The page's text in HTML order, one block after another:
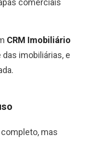
comerciais
CRM Imobiliário
imobiliárias, e
mas